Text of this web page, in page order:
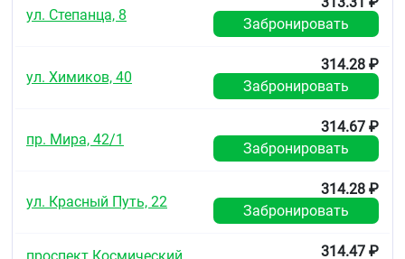
полученное значение на коэффицент 0,85.
недостаточность
(мл/мин)
дозирования
ул. Степанца, 8
Забронировать
ул. Химиков, 40
314.28 ₽
Забронировать
пр. Мира, 42/1
314.67 ₽
Забронировать
ул. Красный Путь, 22
314.28 ₽
Забронировать
проспект Космический
314.47 ₽